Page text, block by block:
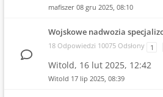
mafiszer 08 gru 2025, 08:10
Wojskowe nadwozia
18 Odpowiedzi 10075 Odsłony 1
Witold, 16 lut 2025, 12:42
Witold 17 lip 2025, 08:39